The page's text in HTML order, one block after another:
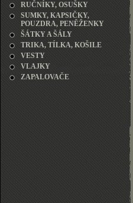
RUČNÍKY, OSUŠKY
SUMKY, KAPSIČKY,
POUZDRA, PENĚŽENKY
ŠÁTKY A ŠÁLY
TRIKA, TÍLKA, KOŠILE
VESTY
VLAJKY
ZAPALOVAČE